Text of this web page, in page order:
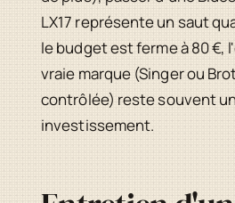
LX17 représente un saut
le budget est ferme à 80 €,
vraie marque (Singer ou
contrôlée) reste souvent
investissement.